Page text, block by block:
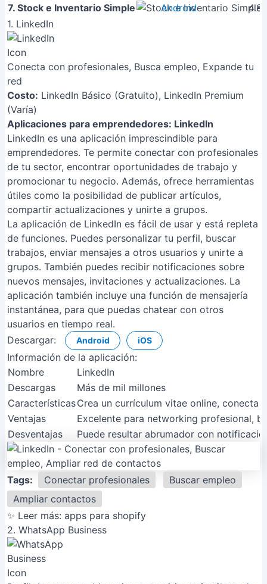
7. Stock e Inventario Simple
Android
1. LinkedIn
Conecta con profesionales, Busca empleo, Expande tu
red
Costo: LinkedIn Básico (Gratuito), LinkedIn Premium
(Varía)
Aplicaciones para emprendedores: LinkedIn
LinkedIn es una aplicación imprescindible para
emprendedores. Te permite conectar con profesionales
de tu sector, encontrar oportunidades de trabajo y
promocionar tu negocio. Además, ofrece herramientas
útiles como la posibilidad de publicar artículos,
compartir actualizaciones y unirte a grupos.
La aplicación de LinkedIn es fácil de usar y está repleta
de funciones. Puedes personalizar tu perfil, buscar
trabajos, enviar mensajes a otros usuarios y unirte a
grupos. También puedes recibir notificaciones sobre
nuevos mensajes, invitaciones y actualizaciones. La
aplicación también incluye una función de mensajería
instantánea, para que puedas chatear con otros
usuarios en tiempo real.
Descargar:
Android iOS
Información de la aplicación:
Nombre
LinkedIn
Descargas
Más de mil millones
CaracterísticasCrea un currículum vitae online, conecta
Ventajas
Excelente para networking profesional,
Desventajas
Puede resultar abrumador con
Tags: Conectar profesionales
Buscar empleo
Ampliar contactos
✨ Leer más: apps para shopify
2. WhatsApp Business